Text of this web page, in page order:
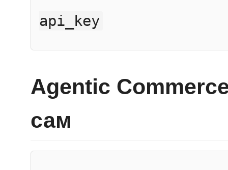
api_key
Agentic
сам